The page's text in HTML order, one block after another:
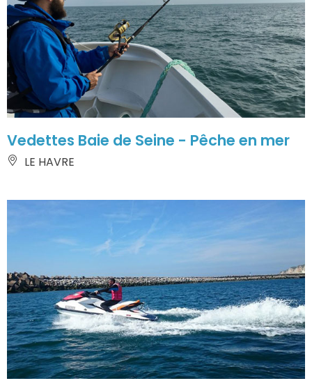
Vedettes Baie de Seine - Pêche en mer
LE HAVRE